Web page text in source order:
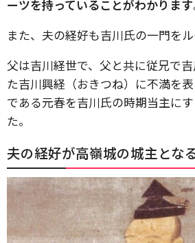
ーツを持っていることがわかります
また、夫の経好も吉川氏の一門をル
父は吉川経世で、父と共に従兄で
た吉川興経（おきつね）に不満を
である元春を吉川氏の時期当主に
た。
夫の経好が高嶺城の城主とな